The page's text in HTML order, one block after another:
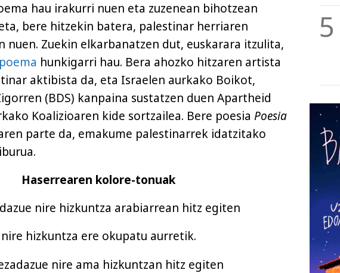
hau irakurri nuen eta zuzenean bihotzean
bere hitzekin batera, palestinar herriaren
nuen. Zuekin elkarbanatzen dut, euskarara itzulita,
poema hunkigarri hau. Bera ahozko hitzaren artista
aktibista da, eta Israelen aurkako Boikot,
(BDS) kanpaina sustatzen duen Apartheid
Koalizioaren kide sortzailea. Bere poesia Poesia
parte da, emakume palestinarrek idatzitako
Haserrearen kolore-tonuak
nire hizkuntza arabiarrean hitz egiten
nire hizkuntza ere okupatu aurretik.
nire ama hizkuntzan hitz egiten